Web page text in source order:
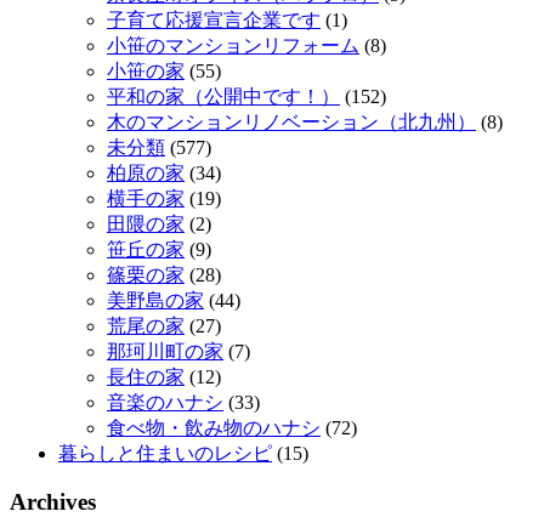
子育て応援宣言企業です (1)
小笹のマンションリフォーム (8)
小笹の家 (55)
平和の家（公開中です！）
(152)
木のマンションリノベーション（北九州）
(8)
未分類 (577)
柏原の家 (34)
横手の家 (19)
田隈の家 (2)
笹丘の家 (9)
篠栗の家 (28)
美野島の家 (44)
荒尾の家 (27)
那珂川町の家 (7)
長住の家 (12)
音楽のハナシ (33)
食べ物・飲み物のハナシ (72)
暮らしと住まいのレシピ (15)
Archives